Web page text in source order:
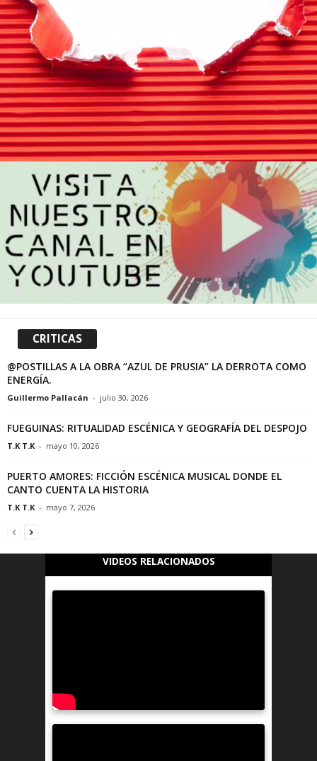
CRITICAS
@POSTILLAS A LA OBRA “AZUL DE PRUSIA” LA DERROTA COMO
ENERGÍA.
Guillermo Pallacán - julio 30, 2026
FUEGUINAS: RITUALIDAD ESCÉNICA Y GEOGRAFÍA DEL DESPOJO
T.K T.K - mayo 10, 2026
PUERTO AMORES: FICCIÓN ESCÉNICA MUSICAL DONDE EL
CANTO CUENTA LA HISTORIA
T.K T.K - mayo 7, 2026
VIDEOS RELACIONADOS